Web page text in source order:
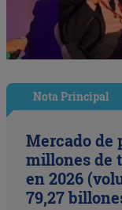
Nota Principal
Mercado de
millones de
en 2026
79,27